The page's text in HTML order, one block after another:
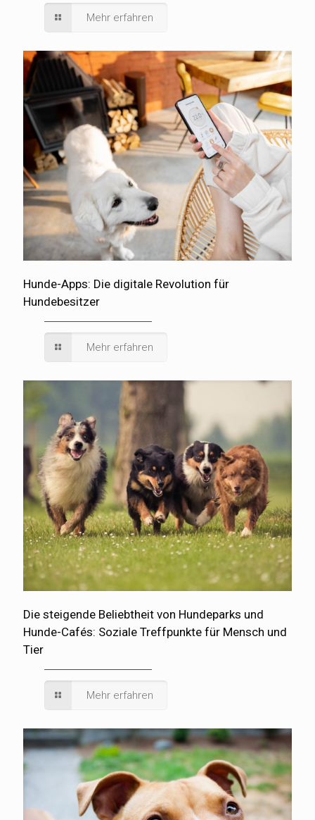
Mehr erfahren
Hunde-Apps: Die digitale Revolution für
Hundebesitzer
Mehr erfahren
Die steigende Beliebtheit von Hundeparks und
Hunde-Cafés: Soziale Treffpunkte für Mensch und
Tier
Mehr erfahren